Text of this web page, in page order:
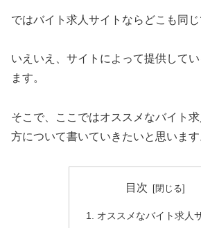
ではバイト求人サイトならどこも同
いえいえ、サイトによって提供して
ます。
そこで、ここではオススメなバイト
方について書いていきたいと思います
目次
オススメなバイト求人